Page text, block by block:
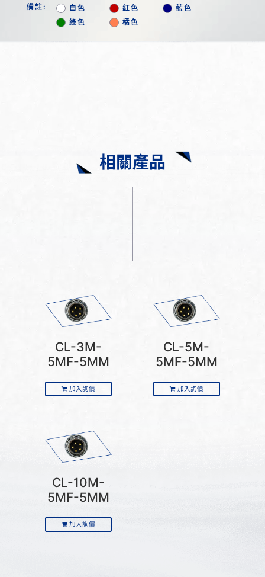
備註: 白色 紅色
藍色
綠色
橘色
相關產品
CL-3M-
5MF-5MM
加入詢價
CL-5M-
5MF-5MM
加入詢價
CL-10M-
5MF-5MM
加入詢價